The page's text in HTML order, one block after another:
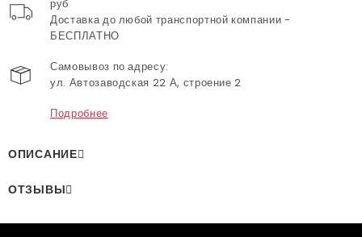
руб
Доставка до любой транспортной компании -
БЕСПЛАТНО
Самовывоз по адресу:
ул. Автозаводская 22 А, строение 2
Подробнее
ОПИСАНИЕ
ОТЗЫВЫ